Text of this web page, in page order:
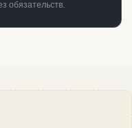
обязательств.